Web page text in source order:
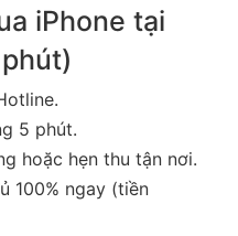
iPhone tại
5 phút.
hoặc hẹn thu tận nơi.
100% ngay (tiền